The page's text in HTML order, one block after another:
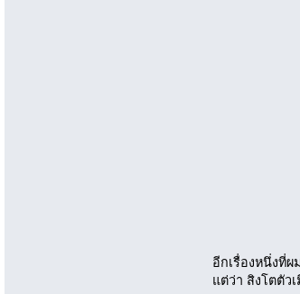
อีกเรื่องหนึ่งที่
แต่ว่า สิงโตตัว